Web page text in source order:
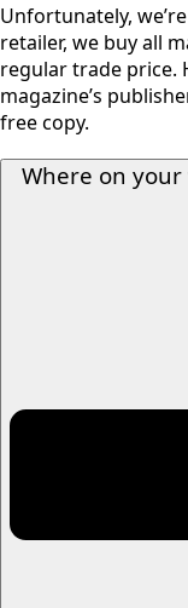
Unfortunately,
retailer, we buy all
regular trade price.
magazine’s
free copy.
Where on